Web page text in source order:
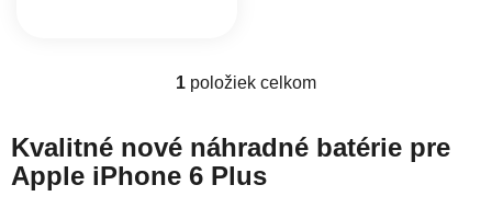
Ovládacie prvky výpisu
1 položiek celkom
Kvalitné nové náhradné batérie pre
Apple iPhone 6 Plus